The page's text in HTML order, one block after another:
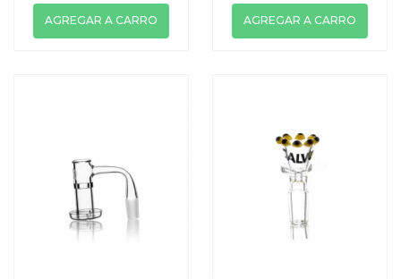
AGREGAR A CARRO AGREGAR A CARRO